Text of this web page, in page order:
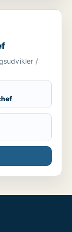
/ salgschef
/